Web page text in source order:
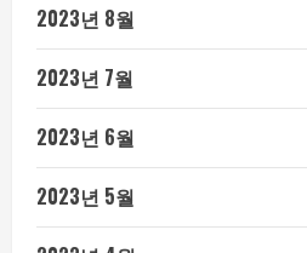
2023년 8월
2023년 7월
2023년 6월
2023년 5월